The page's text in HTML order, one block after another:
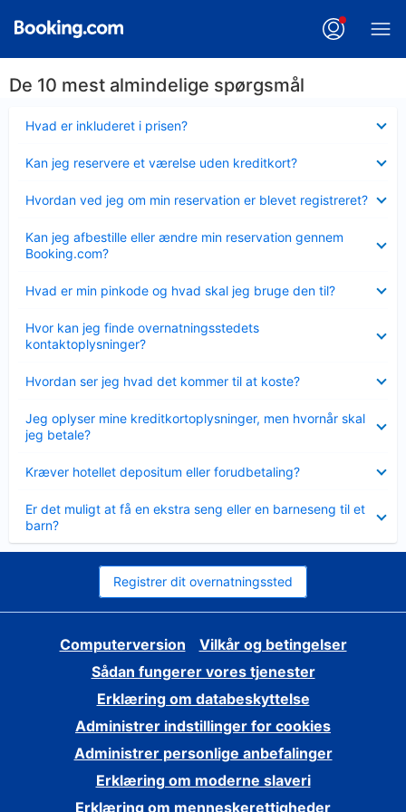
De 10 mest almindelige spørgsmål
Hvad er inkluderet i prisen?
Kan jeg reservere et værelse uden kreditkort?
Hvordan ved jeg om min reservation er blevet registreret?
Kan jeg afbestille eller ændre min reservation gennem
Booking.com?
Hvad er min pinkode og hvad skal jeg bruge den til?
Hvor kan jeg finde overnatningsstedets
kontaktoplysninger?
Hvordan ser jeg hvad det kommer til at koste?
Jeg oplyser mine kreditkortoplysninger, men hvornår skal
jeg betale?
Kræver hotellet depositum eller forudbetaling?
Er det muligt at få en ekstra seng eller en barneseng til et
barn?
Registrer dit overnatningssted
Computerversion
Vilkår og betingelser
Sådan fungerer vores tjenester
Erklæring om databeskyttelse
Administrer indstillinger for cookies
Administrer personlige anbefalinger
Erklæring om moderne slaveri
Erklæring om menneskerettigheder